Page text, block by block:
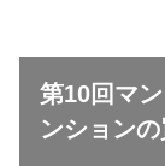
第10回マ
ンション